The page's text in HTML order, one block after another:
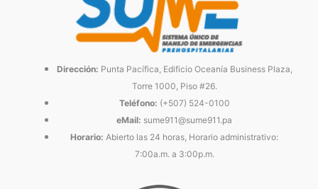
Dirección: Punta Pacífica, Edificio Oceanía Business Plaza,
Torre 1000, Piso #26.
Teléfono: (+507) 524-0100
eMail: sume911@sume911.pa
Horario: Abierto las 24 horas, Horario administrativo:
7:00a.m. a 3:00p.m.